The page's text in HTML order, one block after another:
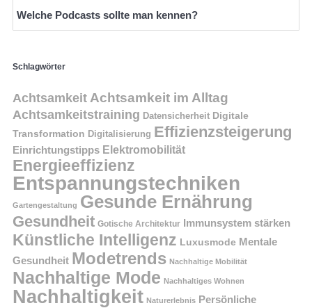
Welche Podcasts sollte man kennen?
Schlagwörter
Achtsamkeit Achtsamkeit im Alltag
Achtsamkeitstraining Datensicherheit Digitale
Transformation Digitalisierung Effizienzsteigerung
Einrichtungstipps Elektromobilität
Energieeffizienz
Entspannungstechniken
Gartengestaltung Gesunde Ernährung
Gesundheit Gotische Architektur Immunsystem stärken
Künstliche Intelligenz Luxusmode Mentale
Gesundheit Modetrends Nachhaltige Mobilität
Nachhaltige Mode Nachhaltiges Wohnen
Nachhaltigkeit Naturerlebnis Persönliche